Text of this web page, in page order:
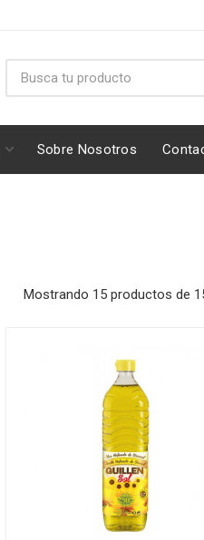
Sobre Nosotros
Mostrando 15 productos de